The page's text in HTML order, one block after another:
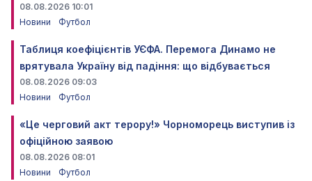
08.08.2026 10:01
Новини
Футбол
Таблиця коефіцієнтів УЄФА. Перемога Динамо не
врятувала Україну від падіння: що відбувається
08.08.2026 09:03
Новини
Футбол
«Це черговий акт терору!» Чорноморець виступив із
офіційною заявою
08.08.2026 08:01
Новини
Футбол